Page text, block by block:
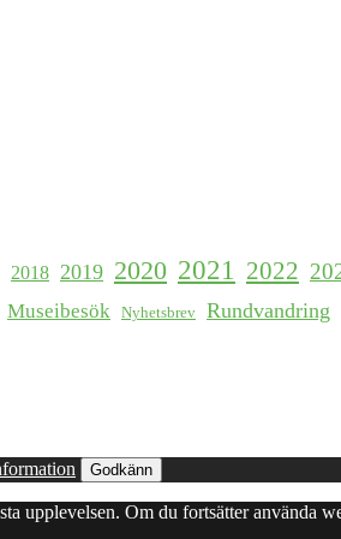
2018 2019 2020 2021 2022
Museibesök Nyhetsbrev Rundvandring
Godkänn
upplevelsen. Om du fortsätter använda